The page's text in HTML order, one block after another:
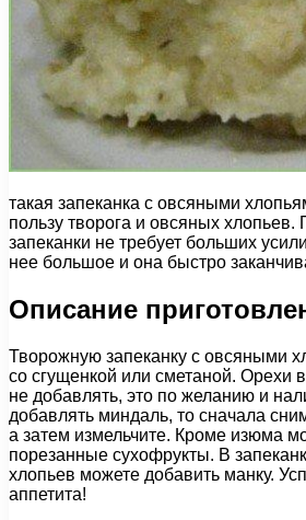
такая запеканка с овсяными
пользу творога и овсяных хлопьев.
запеканки не требует больших
нее большое и она быстро
Описание
Творожную запеканку с овсяными
со сгущенкой или сметаной. Орехи
не добавлять, это по желанию и
добавлять миндаль, то сначала
а затем измельчите. Кроме изюма
порезанные сухофрукты. В
хлопьев можете добавить манку.
аппетита!